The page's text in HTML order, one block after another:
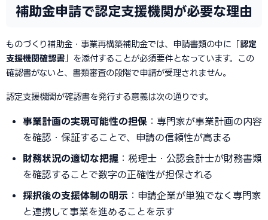
補助金申請で認定支援機関が必要な理由
ものづくり補助金・事業再構築補助金では、申請書類の中に「 認定
支援機関確認書 」を添付することが必須要件となっています。この
確認書がないと、書類審査の段階で申請が受理されません。
認定支援機関が確認書を発行する意義は次の通りです。
事業計画の実現可能性の担保 ：専門家が事業計画の内容
を確認・保証することで、申請の信頼性が高まる
財務状況の適切な把握 ：税理士・公認会計士が財務書類
を確認することで数字の正確性が担保される
採択後の支援体制の明示 ：申請企業が単独でなく専門家
と連携して事業を進めることを示す